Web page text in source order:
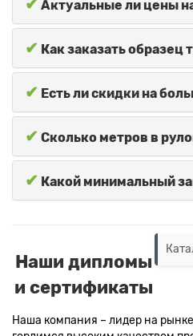
✔ Актуальные ли цены
✔ Как заказать образец
✔ Есть ли скидки на
✔ Сколько метров в
✔ Какой минимальный
Наши дипломы
и сертификаты
Наша компания – лидер на